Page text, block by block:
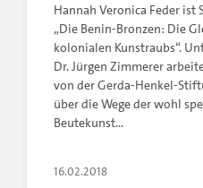
Hannah Veronica Feder
„Die Benin-Bronzen: Die
kolonialen Kunstraubs“.
Dr. Jürgen Zimmerer
von der Gerda-Henkel-
über die Wege der wohl
Beutekunst…
16.02.2018